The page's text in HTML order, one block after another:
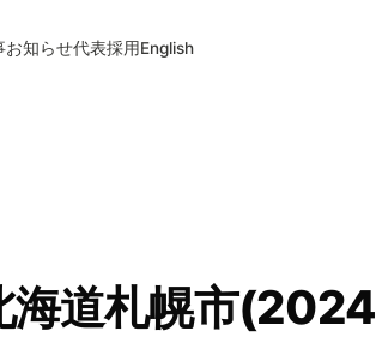
お知らせ代表採用English
海道札幌市(2024